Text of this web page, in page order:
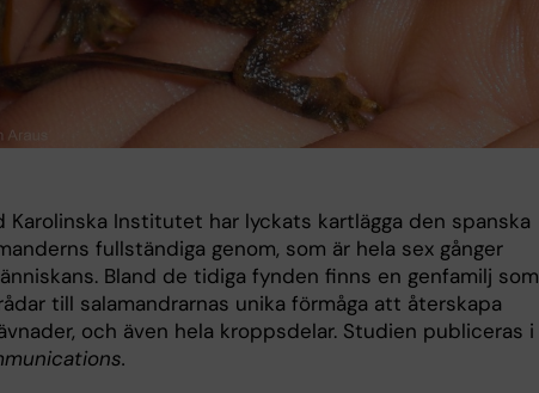
Karolinska Institutet har lyckats kartlägga den spanska
fullständiga genom, som är hela sex gånger
Bland de tidiga fynden finns en genfamilj som
till salamandrarnas unika förmåga att återskapa
och även hela kroppsdelar. Studien publiceras i